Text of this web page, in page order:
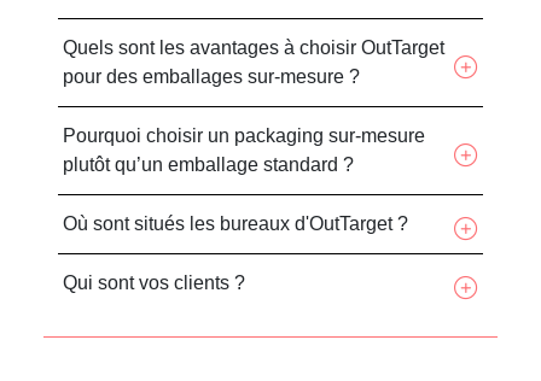
Quels sont les avantages à choisir OutTarget
pour des emballages sur-mesure ?
Pourquoi choisir un packaging sur-mesure
plutôt qu’un emballage standard ?
Où sont situés les bureaux d'OutTarget ?
Qui sont vos clients ?